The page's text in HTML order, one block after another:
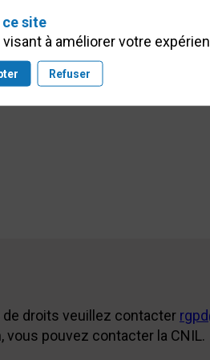
droits veuillez contacter
vous pouvez contacter la CNIL.
site
à améliorer votre
Refuser